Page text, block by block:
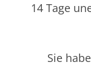
14 Tage
Sie